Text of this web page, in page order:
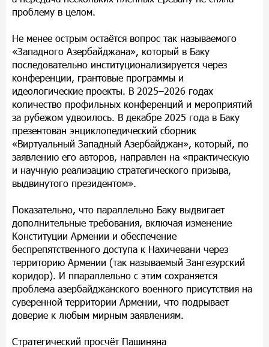
проблему в целом.
Не менее острым остаётся вопрос так называемого
«Западного Азербайджана», который в Баку
последовательно институционализируется через
конференции, грантовые программы и
идеологические проекты. В 2025–2026 годах
количество профильных конференций и мероприятий
за рубежом удвоилось. В декабре 2025 года в Баку
презентован энциклопедический сборник
«Виртуальный Западный Азербайджан», который, по
заявлению его авторов, направлен на «практическую
и научную реализацию стратегического призыва,
выдвинутого президентом».
Показательно, что параллельно Баку выдвигает
дополнительные требования, включая изменение
Конституции Армении и обеспечение
беспрепятственного доступа к Нахичевани через
территорию Армении (так называемый Зангезурский
коридор). И ппараллельно с этим сохраняется
проблема азербайджанского военного присутствия на
суверенной территории Армении, что подрывает
доверие к любым мирным заявлениям.
Стратегический просчёт Пашиняна